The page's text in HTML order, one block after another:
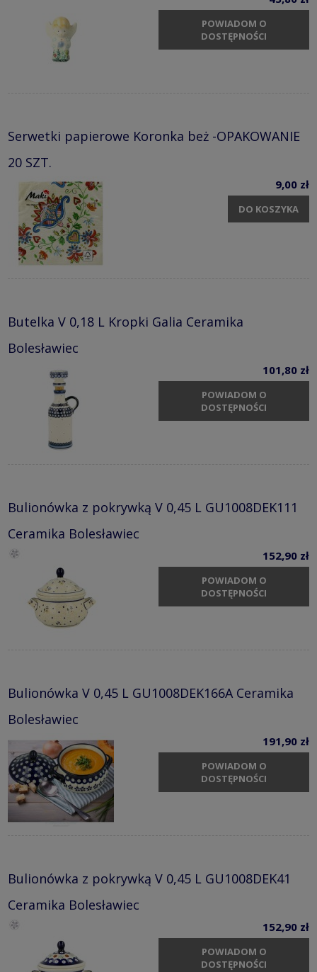
POWIADOM O
DOSTĘPNOŚCI
Serwetki papierowe Koronka beż -OPAKOWANIE
20 SZT.
9,00 zł
DO KOSZYKA
Butelka V 0,18 L Kropki Galia Ceramika
Bolesławiec
101,80 zł
POWIADOM O
DOSTĘPNOŚCI
Bulionówka z pokrywką V 0,45 L GU1008DEK111
Ceramika Bolesławiec
152,90 zł
POWIADOM O
DOSTĘPNOŚCI
Bulionówka V 0,45 L GU1008DEK166A Ceramika
Bolesławiec
191,90 zł
POWIADOM O
DOSTĘPNOŚCI
Bulionówka z pokrywką V 0,45 L GU1008DEK41
Ceramika Bolesławiec
152,90 zł
POWIADOM O
DOSTĘPNOŚCI